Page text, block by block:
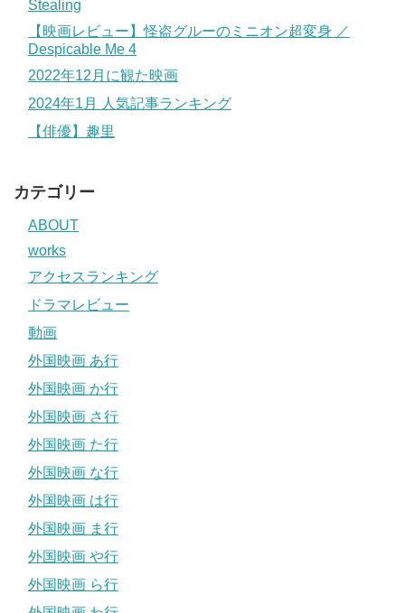
Stealing
【映画レビュー】怪盗グルーのミニオン超変身 ／
Despicable Me 4
2022年12月に観た映画
2024年1月 人気記事ランキング
【俳優】趣里
カテゴリー
ABOUT
works
アクセスランキング
ドラマレビュー
動画
外国映画 あ行
外国映画 か行
外国映画 さ行
外国映画 た行
外国映画 な行
外国映画 は行
外国映画 ま行
外国映画 や行
外国映画 ら行